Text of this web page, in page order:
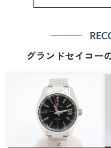
グランドセイコー